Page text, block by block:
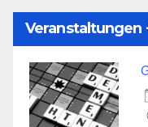
Veranstaltungen